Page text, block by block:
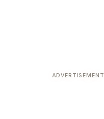
ADVERTISEMENT